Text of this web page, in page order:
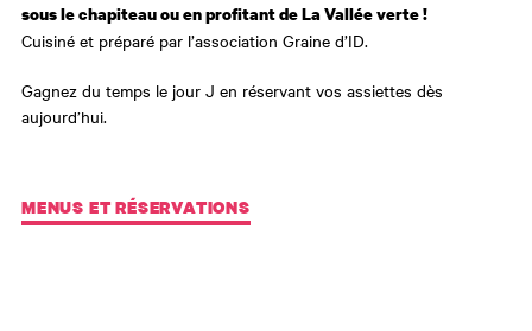
sous le chapiteau ou en profitant de La Vallée verte !
Cuisiné et préparé par l’association Graine d’ID.
Gagnez du temps le jour J en réservant vos assiettes dès
aujourd’hui.
MENUS ET RÉSERVATIONS